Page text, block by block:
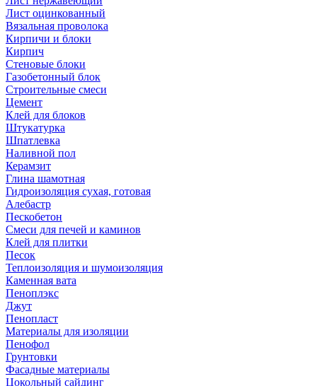
Лист оцинкованный
Вязальная проволока
Кирпичи и блоки
Кирпич
Стеновые блоки
Газобетонный блок
Строительные смеси
Цемент
Клей для блоков
Штукатурка
Шпатлевка
Наливной пол
Керамзит
Глина шамотная
Гидроизоляция сухая, готовая
Алебастр
Пескобетон
Смеси для печей и каминов
Клей для плитки
Песок
Теплоизоляция и шумоизоляция
Каменная вата
Пеноплэкс
Джут
Пенопласт
Материалы для изоляции
Пенофол
Грунтовки
Фасадные материалы
Цокольный сайдинг